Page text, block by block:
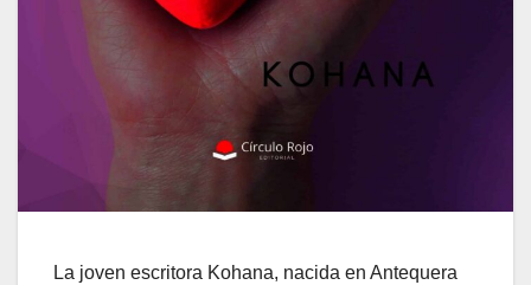
La joven escritora Kohana, nacida en Antequera